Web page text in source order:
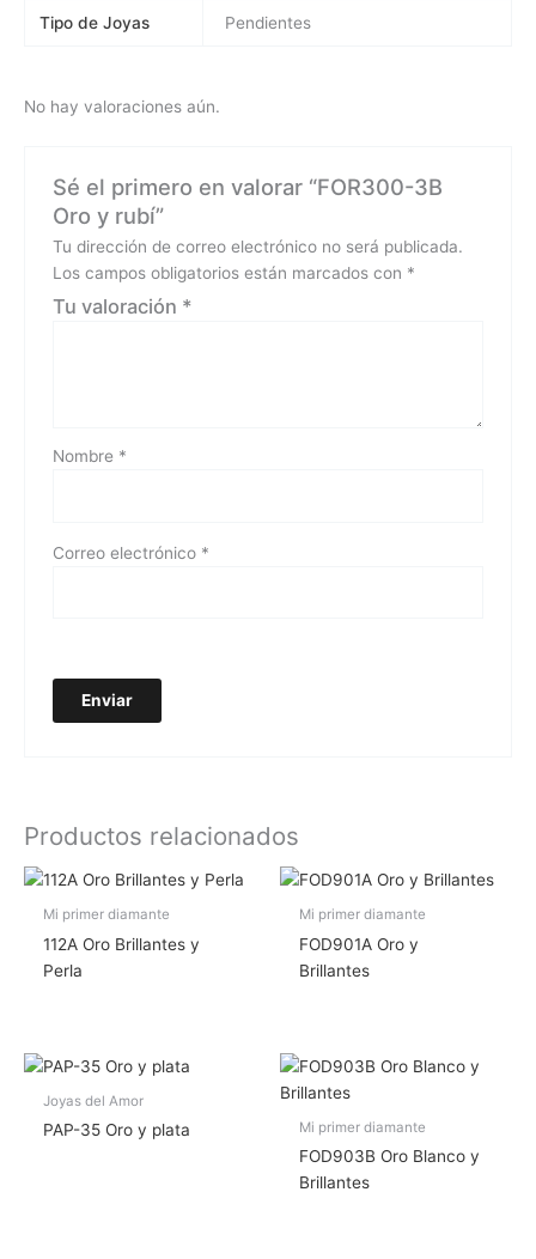
Tipo de Joyas Pendientes
No hay valoraciones aún.
Sé el primero en valorar “FOR300-3B
Oro y rubí”
Tu dirección de correo electrónico no será publicada.
Los campos obligatorios están marcados con *
Tu valoración *
Nombre *
Correo electrónico *
Productos relacionados
Mi primer diamante
112A Oro Brillantes y
Perla
Mi primer diamante
FOD901A Oro y
Brillantes
Joyas del Amor
PAP-35 Oro y plata Mi primer diamante
FOD903B Oro Blanco y
Brillantes